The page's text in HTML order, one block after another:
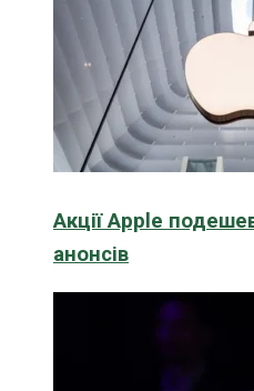
Акції Apple
анонсів